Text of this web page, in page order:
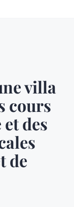
villa
cours
des
de